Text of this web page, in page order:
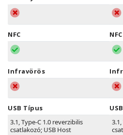
NFC
Infravörös
USB Típus
3.1, Type-C 1.0 reverzibilis
csatlakozó; USB Host
NFC